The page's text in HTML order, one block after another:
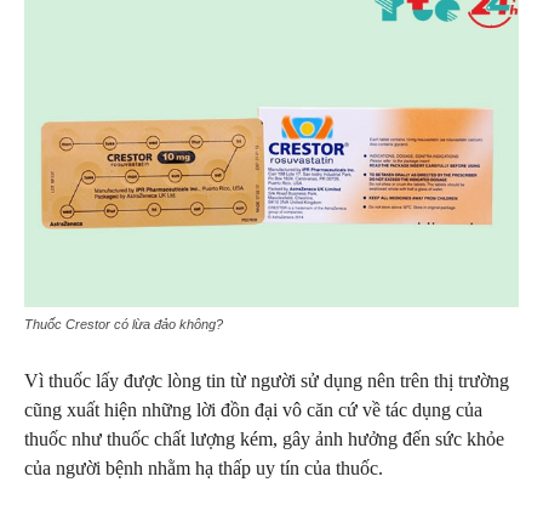
Thuốc Crestor có lừa đảo không?
Vì thuốc lấy được lòng tin từ người sử dụng nên trên thị trường
cũng xuất hiện những lời đồn đại vô căn cứ về tác dụng của
thuốc như thuốc chất lượng kém, gây ảnh hưởng đến sức khỏe
của người bệnh nhằm hạ thấp uy tín của thuốc.